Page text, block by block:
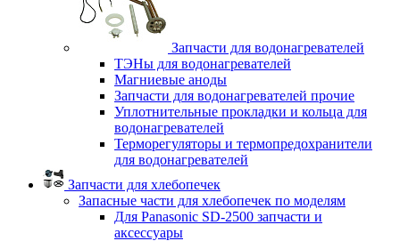
Запчасти для водонагревателей
ТЭНы для водонагревателей
Магниевые аноды
Запчасти для водонагревателей прочие
Уплотнительные прокладки и кольца для
водонагревателей
Терморегуляторы и термопредохранители
для водонагревателей
Запчасти для хлебопечек
Запасные части для хлебопечек по моделям
Для Panasonic SD-2500 запчасти и
аксессуары